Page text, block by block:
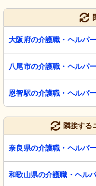
大阪府の介護職・ヘルパー
八尾市の介護職・ヘルパー
恩智駅の介護職・ヘルパー
隣接する
奈良県の介護職・ヘルパー
和歌山県の介護職・ヘル